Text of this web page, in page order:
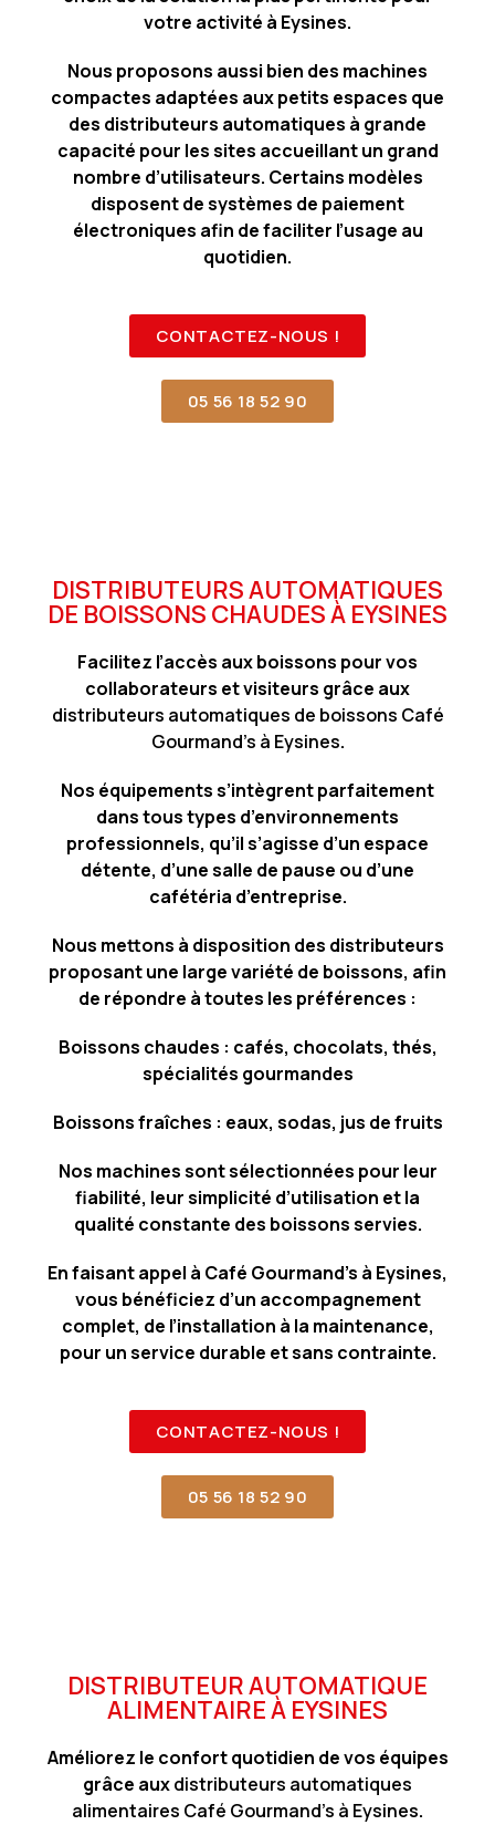
votre activité à Eysines.
Nous proposons aussi bien des machines
compactes adaptées aux petits espaces que
des distributeurs automatiques à grande
capacité pour les sites accueillant un grand
nombre d’utilisateurs. Certains modèles
disposent de systèmes de paiement
électroniques afin de faciliter l’usage au
quotidien.
CONTACTEZ-NOUS !
05 56 18 52 90
DISTRIBUTEURS AUTOMATIQUES
DE BOISSONS CHAUDES À EYSINES
Facilitez l’accès aux boissons pour vos
collaborateurs et visiteurs grâce aux
distributeurs automatiques de boissons Café
Gourmand’s à Eysines.
Nos équipements s’intègrent parfaitement
dans tous types d’environnements
professionnels, qu’il s’agisse d’un espace
détente, d’une salle de pause ou d’une
cafétéria d’entreprise.
Nous mettons à disposition des distributeurs
proposant une large variété de boissons, afin
de répondre à toutes les préférences :
Boissons chaudes : cafés, chocolats, thés,
spécialités gourmandes
Boissons fraîches : eaux, sodas, jus de fruits
Nos machines sont sélectionnées pour leur
fiabilité, leur simplicité d’utilisation et la
qualité constante des boissons servies.
En faisant appel à Café Gourmand’s à Eysines,
vous bénéficiez d’un accompagnement
complet, de l’installation à la maintenance,
pour un service durable et sans contrainte.
CONTACTEZ-NOUS !
05 56 18 52 90
DISTRIBUTEUR AUTOMATIQUE
ALIMENTAIRE À EYSINES
Améliorez le confort quotidien de vos équipes
grâce auxdistributeurs automatiques
alimentaires Café Gourmand’s à Eysines.